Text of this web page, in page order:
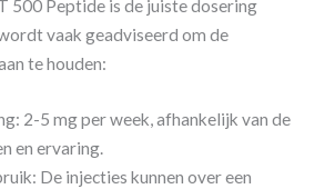
500 Peptide is de juiste dosering
vaak geadviseerd om de
te houden:
2-5 mg per week, afhankelijk van de
en ervaring.
De injecties kunnen over een